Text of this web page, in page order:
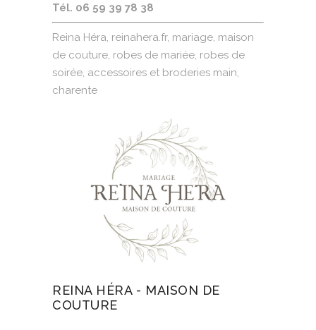
Tél. 06 59 39 78 38
Reina Héra, reinahera.fr, mariage, maison
de couture, robes de mariée, robes de
soirée, accessoires et broderies main,
charente
REINA HÉRA - MAISON DE
COUTURE